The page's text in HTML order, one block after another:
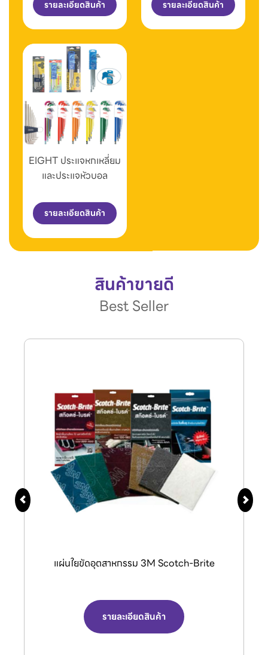
รายละเอียดสินค้า รายละเอียดสินค้า
EIGHT ประแจหกเหลี่ยม
และประแจหัวบอล
รายละเอียดสินค้า
สินค้าขายดี
Best Seller
กรรไกรตัดลมอุตสาหกรรม (Air Nipper) จาก
รายละเอียดสินค้า